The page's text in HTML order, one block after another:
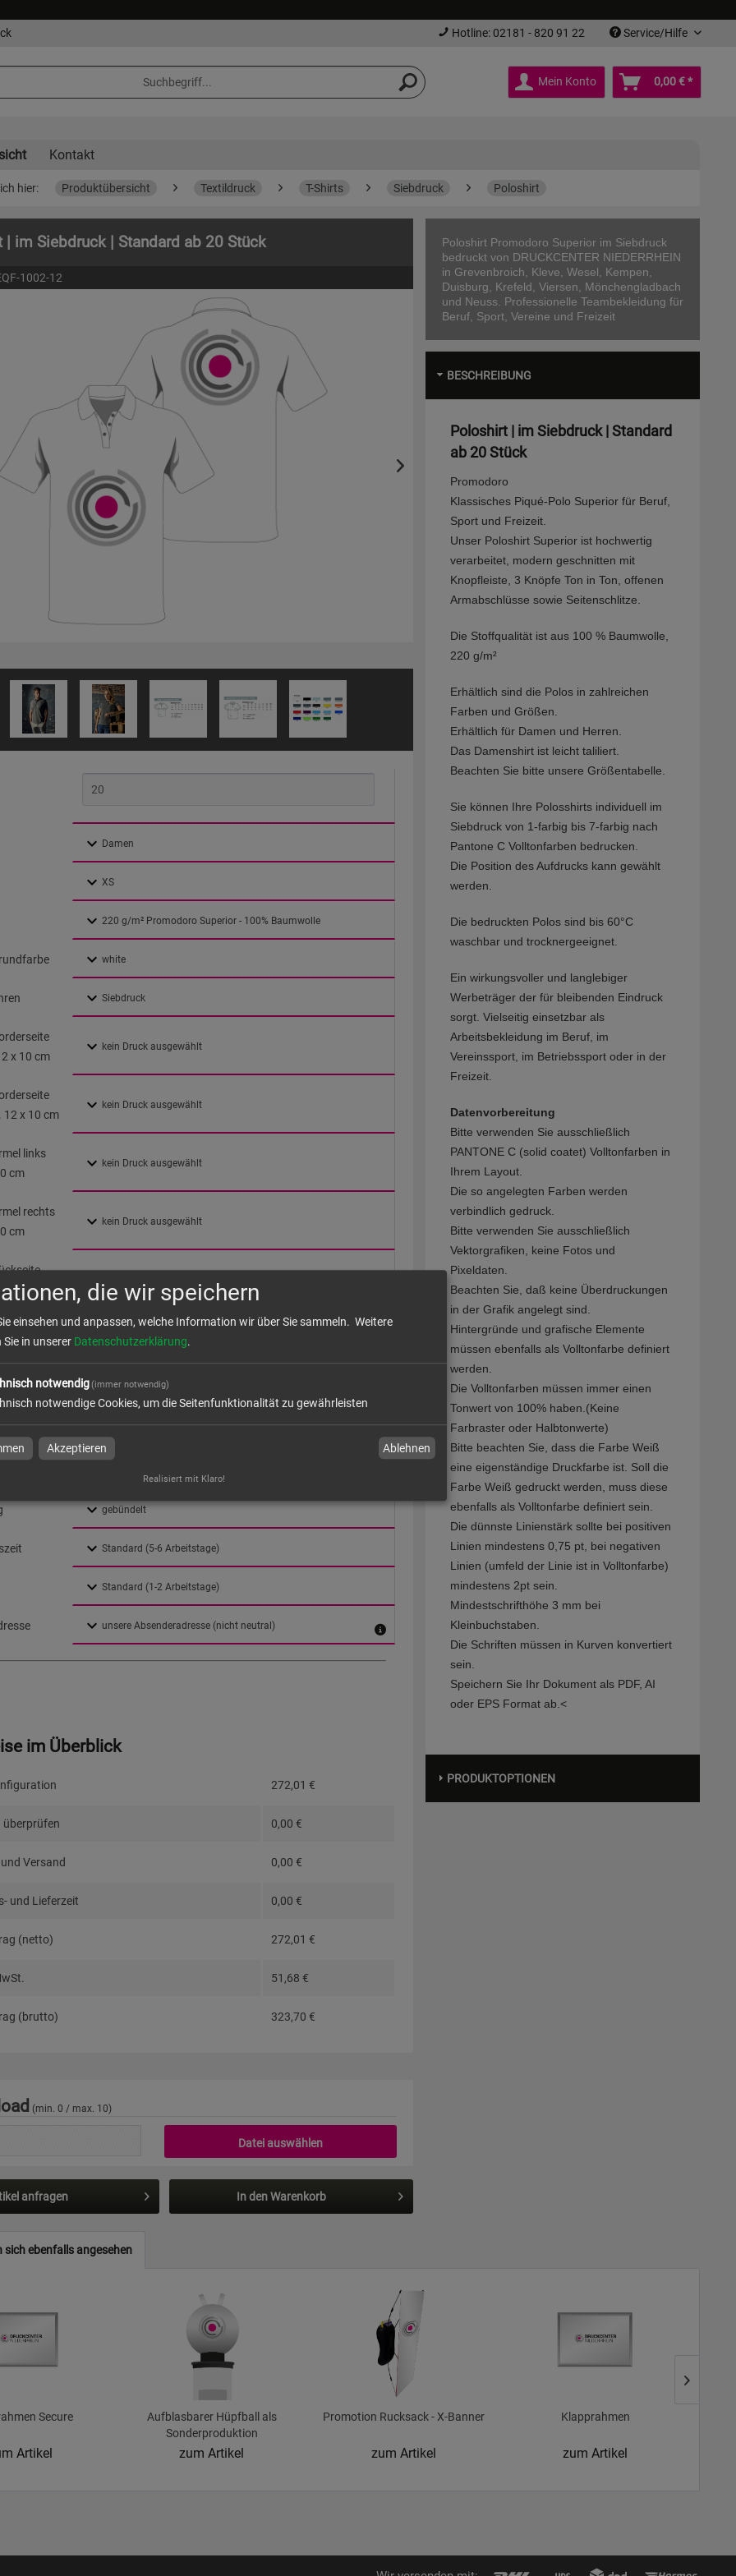
Hotline: 02181 - 820 91 22 Service/Hilfe
Mein Konto 0,00 € *
Kontakt
hier: Produktübersicht Textildruck T-Shirts Siebdruck Poloshirt
| im Siebdruck | Standard ab 20 Stück
1002-12
x 10 cm
12 x 10 cm
links
cm
rechts
cm
cm
überprüfen
und Versand
im Überblick
272,01 €
überprüfen 0,00 €
Versand 0,00 €
und Lieferzeit 0,00 €
(netto) 272,01 €
51,68 €
(brutto) 323,70 €
(min. 0 / max. 10)
Datei auswählen
anfragen In denWarenkorb
Poloshirt Promodoro Superior im Siebdruck
bedruckt von DRUCKCENTER NIEDERRHEIN
in Grevenbroich, Kleve, Wesel, Kempen,
Duisburg, Krefeld, Viersen, Mönchengladbach
und Neuss. Professionelle Teambekleidung für
Beruf, Sport, Vereine und Freizeit
BESCHREIBUNG
Poloshirt | im Siebdruck | Standard
ab 20 Stück
Promodoro
Klassisches Piqué-Polo Superior für Beruf,
Sport und Freizeit.
Unser Poloshirt Superior ist hochwertig
verarbeitet, modern geschnitten mit
Knopfleiste, 3 Knöpfe Ton in Ton, offenen
Armabschlüsse sowie Seitenschlitze.
Die Stoffqualität ist aus 100 % Baumwolle,
220 g/m²
Erhältlich sind die Polos in zahlreichen
Farben und Größen.
Erhältlich für Damen und Herren.
Das Damenshirt ist leicht taliliert.
Beachten Sie bitte unsere Größentabelle.
Sie können Ihre Polosshirts individuell im
Siebdruck von 1-farbig bis 7-farbig nach
Pantone C Volltonfarben bedrucken.
Die Position des Aufdrucks kann gewählt
werden.
Die bedruckten Polos sind bis 60°C
waschbar und trocknergeeignet.
Ein wirkungsvoller und langlebiger
Werbeträger der für bleibenden Eindruck
sorgt. Vielseitig einsetzbar als
Arbeitsbekleidung im Beruf, im
Vereinssport, im Betriebssport oder in der
Freizeit.
Datenvorbereitung
Bitte verwenden Sie ausschließlich
PANTONE C (solid coatet) Volltonfarben in
Ihrem Layout.
Die so angelegten Farben werden
verbindlich gedruck.
Bitte verwenden Sie ausschließlich
Vektorgrafiken, keine Fotos und
Pixeldaten.
Beachten Sie, daß keine Überdruckungen
in der Grafik angelegt sind.
Hintergründe und grafische Elemente
müssen ebenfalls als Volltonfarbe definiert
werden.
Die Volltonfarben müssen immer einen
Tonwert von 100% haben.(Keine
Farbraster oder Halbtonwerte)
Bitte beachten Sie, dass die Farbe Weiß
eine eigenständige Druckfarbe ist. Soll die
Farbe Weiß gedruckt werden, muss diese
ebenfalls als Volltonfarbe definiert sein.
Die dünnste Linienstärk sollte bei positiven
Linien mindestens 0,75 pt, bei negativen
Linien (umfeld der Linie ist in Volltonfarbe)
mindestens 2pt sein.
Mindestschrifthöhe 3 mm bei
Kleinbuchstaben.
Die Schriften müssen in Kurven konvertiert
sein.
Speichern Sie Ihr Dokument als PDF, AI
oder EPS Format ab.<
PRODUKTOPTIONEN
sich ebenfalls angesehen
Secure
Artikel
Aufblasbarer Hüpfball als
Sonderproduktion
zum Artikel
Promotion Rucksack - X-Banner
zum Artikel
Klapprahmen
zum Artikel
die wir speichern
einsehen und anpassen, welche Information wir über Sie sammeln. Weitere
in unserer Datenschutzerklärung.
notwendig(immer notwendig)
notwendige Cookies, um die Seitenfunktionalität zu gewährleisten
Akzeptieren Ablehnen
Realisiert mit Klaro!